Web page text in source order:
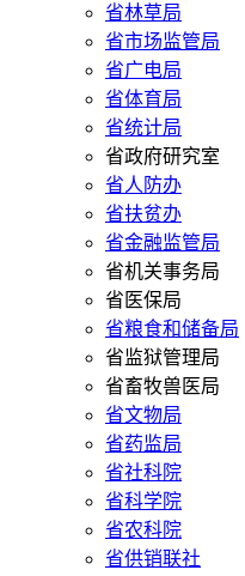
省林草局
省市场监管局
省广电局
省体育局
省统计局
省政府研究室
省人防办
省扶贫办
省金融监管局
省机关事务局
省医保局
省粮食和储备局
省监狱管理局
省畜牧兽医局
省文物局
省药监局
省社科院
省科学院
省农科院
省供销联社